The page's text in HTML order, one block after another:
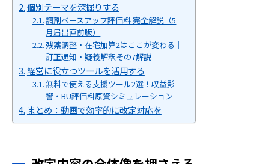
個別テーマを深掘りする
調剤ベースアップ評価料 完全解説（5
月届出直前版）
残薬調整・在宅加算2はここが変わる｜
訂正通知・疑義解釈その7解説
経営に役立つツールを活用する
無料で使える支援ツール2選！収益影
響・BU評価料原資シミュレーション
まとめ：動画で効率的に改定対応を